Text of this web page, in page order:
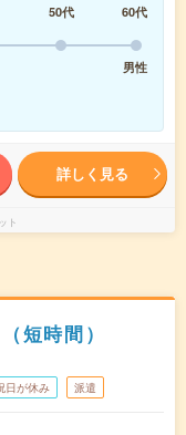
50代
60代
男性
詳しく見る
ト
短時間）
日が休み 派遣